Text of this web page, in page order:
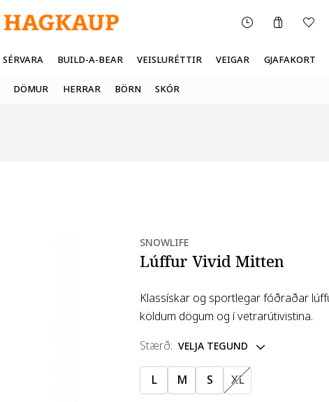
Karfa
SÉRVARA BUILD-A-BEAR VEISLURÉTTIR VEIGAR GJAFAKORT
DÖMUR HERRAR BÖRN SKÓR
SNOWLIFE
Lúffur Vivid Mitten
Klassískar og sportlegar fóðraðar
köldum dögum og í vetrarútivistina.
stærð: VELJA TEGUND
L M S XL